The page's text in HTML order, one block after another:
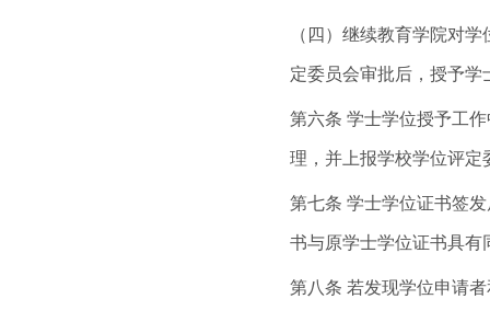
（四）继续教育学院对
定委员会审批后，授予
第六条 学士学位授予工
理，并上报学校学位评定
第七条 学士学位证书签
书与原学士学位证书具有
第八条 若发现学位申请